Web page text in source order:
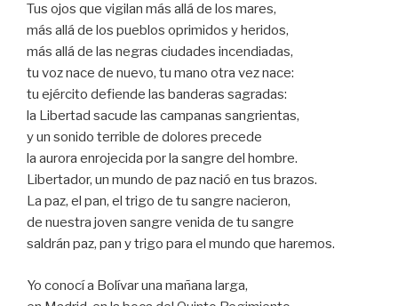
Tus ojos que vigilan más allá de los mares,
más allá de los pueblos oprimidos y heridos,
más allá de las negras ciudades incendiadas,
tu voz nace de nuevo, tu mano otra vez nace:
tu ejército defiende las banderas sagradas:
la Libertad sacude las campanas sangrientas,
y un sonido terrible de dolores precede
la aurora enrojecida por la sangre del hombre.
Libertador, un mundo de paz nació en tus brazos.
La paz, el pan, el trigo de tu sangre nacieron,
de nuestra joven sangre venida de tu sangre
saldrán paz, pan y trigo para el mundo que haremos.
Yo conocí a Bolívar una mañana larga,